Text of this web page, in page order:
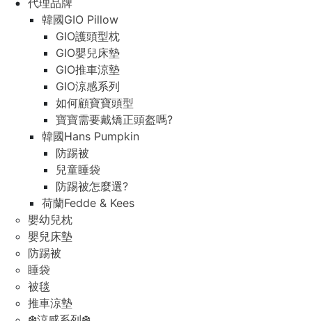
韓國GIO Pillow
GIO護頭型枕
GIO嬰兒床墊
GIO推車涼墊
GIO涼感系列
如何顧寶寶頭型
寶寶需要戴矯正頭盔嗎?
韓國Hans Pumpkin
防踢被
兒童睡袋
防踢被怎麼選?
荷蘭Fedde & Kees
嬰幼兒枕
嬰兒床墊
防踢被
睡袋
被毯
推車涼墊